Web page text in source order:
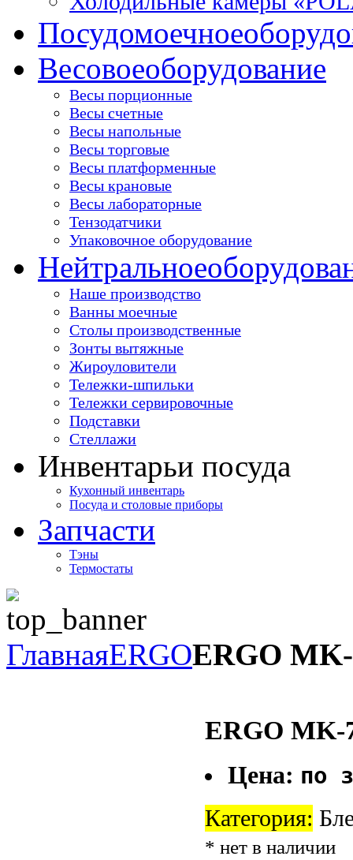
Посудомоечное
Весовоеоборудование
Весы порционные
Весы счетные
Весы напольные
Весы торговые
Весы платформенные
Весы крановые
Весы лабораторные
Тензодатчики
Упаковочное оборудование
Нейтральное
Наше производство
Ванны моечные
Столы производственные
Зонты вытяжные
Жироуловители
Тележки-шпильки
Тележки сервировочные
Подставки
Стеллажи
Инвентарьи посуда
Кухонный инвентарь
Посуда и столовые приборы
Запчасти
Тэны
Термостаты
ГлавнаяERGOERGO
ERGO MK-
Цена: по
Категория:
* нет в наличии